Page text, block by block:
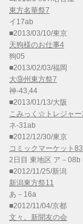
東方名華祭7
イ17ab
■2013/03/10/東京
天狗様のお仕事4
狗05
■2013/02/03/福岡
大⑨州東方祭7
神-43,44
■2013/01/13/大阪
こみっく☆トレジャー
ネ-31ab
■2012/12/30/東京
コミックマーケット83
2日目 東地区 ア－08b
■2012/11/25/新潟
新潟東方祭11
あ－16a
■2012/11/04/京都
文々。新聞友の会